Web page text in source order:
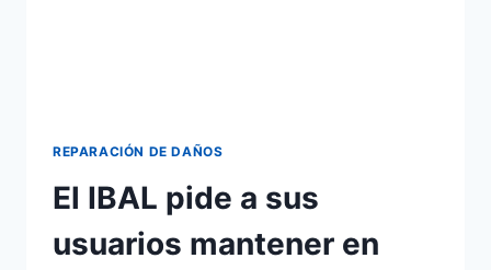
REPARACIÓN DE DAÑOS
El IBAL pide a sus
usuarios mantener en